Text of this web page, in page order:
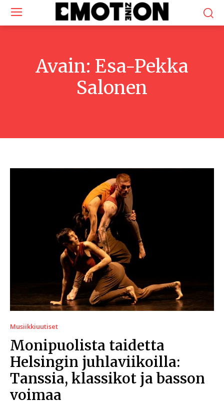
Avain: Esa-Pekka
Salonen
Musiikkiuutiset
Monipuolista taidetta
Helsingin juhlaviikoilla:
Tanssia, klassikot ja basson
voimaa